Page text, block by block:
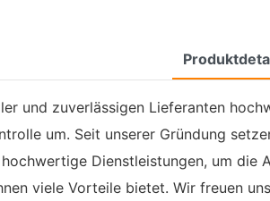
und zuverlässigen Lieferanten
um. Seit unserer Gründung
Dienstleistungen, um
viele Vorteile bietet. Wir freuen